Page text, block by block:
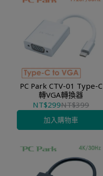
PC Park CTV-01 Type-C
轉VGA轉換器
NT$299NT$399
加入購物車